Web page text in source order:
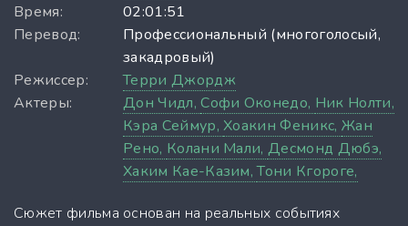
Время:
02:01:51
Перевод:
Профессиональный (многоголосый,
закадровый)
Режиссер:
Терри Джордж
Актеры:
Дон Чидл,Софи Оконедо, Ник Нолти,
Кэра Сеймур,Хоакин Феникс, Жан
Рено, Колани Мали,Десмонд Дюбэ,
Хаким Кае-Казим,Тони Кгороге,
Сюжет фильма основан на реальных событиях